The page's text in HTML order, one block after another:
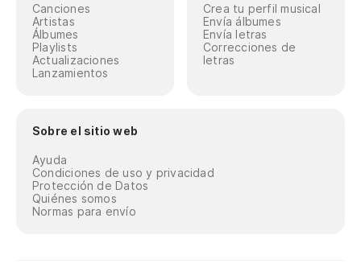
Canciones
Artistas
Álbumes
Playlists
Actualizaciones
Lanzamientos
Crea tu perfil musical
Envía álbumes
Envía letras
Correcciones de
letras
Sobre el sitio web
Ayuda
Condiciones de uso y privacidad
Protección de Datos
Quiénes somos
Normas para envío